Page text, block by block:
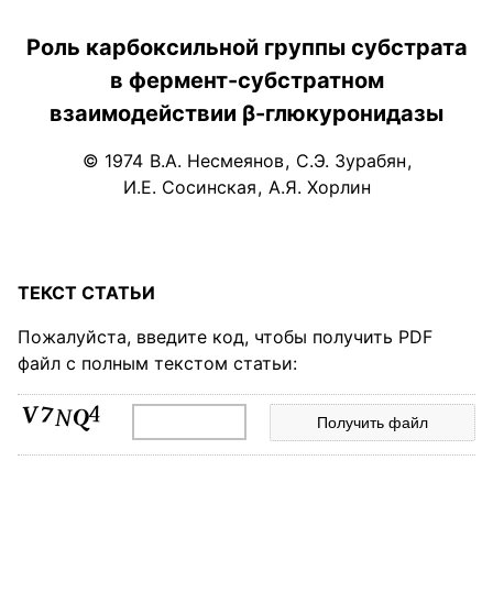
Роль карбоксильной группы субстрата
в фермент-субстратном
взаимодействии β-глюкуронидазы
© 1974 В.А. Несмеянов, С.Э. Зурабян,
И.Е. Сосинская, А.Я. Хорлин
ТЕКСТ СТАТЬИ
Пожалуйста, введите код, чтобы получить PDF
файл с полным текстом статьи: